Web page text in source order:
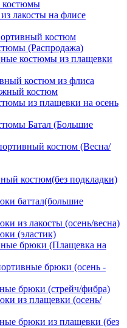
костюмы
лакосты на флисе
костюм
(Распродажа)
костюмы из плащевки
костюм из флиса
костюм
из плащевки на осень
Батал (Большие
костюм (Весна/
костюм(без подкладки)
баттал(большие
из лакосты (осень/весна)
(эластик)
брюки (Плащевка на
брюки (осень -
брюки (стрейч/фибра)
из плащевки (осень/
брюки из плащевки (без